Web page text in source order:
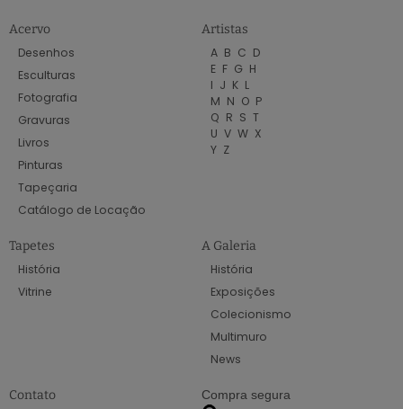
Acervo
Desenhos
Esculturas
Fotografia
Gravuras
Livros
Pinturas
Tapeçaria
Catálogo de Locação
Artistas
A B C D
E F G H
I J K L
M N O P
Q R S T
U V W X
Y Z
Tapetes
História
Vitrine
A Galeria
História
Exposições
Colecionismo
Multimuro
News
Contato Compra segura